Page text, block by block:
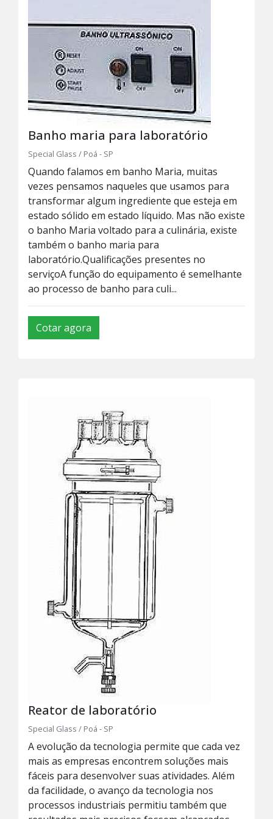
Banho maria para laboratório
Special Glass / Poá - SP
Quando falamos em banho Maria, muitas
vezes pensamos naqueles que usamos para
transformar algum ingrediente que esteja em
estado sólido em estado líquido. Mas não existe
o banho Maria voltado para a culinária, existe
também o banho maria para
laboratório.Qualificações presentes no
serviçoA função do equipamento é semelhante
ao processo de banho para culi...
Cotar agora
Reator de laboratório
Special Glass / Poá - SP
A evolução da tecnologia permite que cada vez
mais as empresas encontrem soluções mais
fáceis para desenvolver suas atividades. Além
da facilidade, o avanço da tecnologia nos
processos industriais permitiu também que